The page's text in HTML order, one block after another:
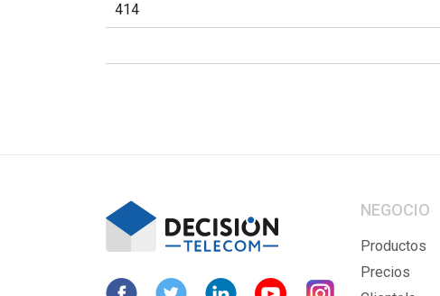
414
NEGOCIO
Productos
Precios